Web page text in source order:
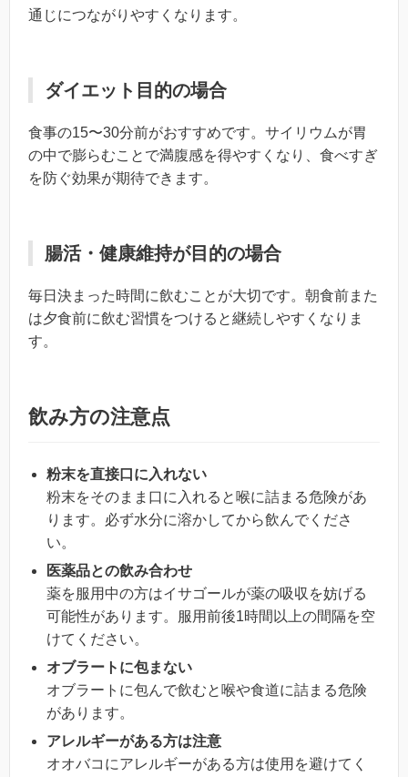
通じにつながりやすくなります。
ダイエット目的の場合
食事の15〜30分前がおすすめです。サイリウムが胃
の中で膨らむことで満腹感を得やすくなり、食べすぎ
を防ぐ効果が期待できます。
腸活・健康維持が目的の場合
毎日決まった時間に飲むことが大切です。朝食前また
は夕食前に飲む習慣をつけると継続しやすくなりま
す。
飲み方の注意点
粉末を直接口に入れない
粉末をそのまま口に入れると喉に詰まる危険があ
ります。必ず水分に溶かしてから飲んでくださ
い。
医薬品との飲み合わせ
薬を服用中の方はイサゴールが薬の吸収を妨げる
可能性があります。服用前後1時間以上の間隔を空
けてください。
オブラートに包まない
オブラートに包んで飲むと喉や食道に詰まる危険
があります。
アレルギーがある方は注意
オオバコにアレルギーがある方は使用を避けてく